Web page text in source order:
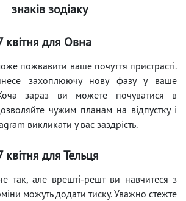
знаків зодіаку
квітня для Овна
пожвавити ваше почуття пристрасті.
захоплюючу нову фазу у ваше
зараз ви можете почуватися в
чужим планам на відпустку і
викликати у вас заздрість.
для Тельця
так, але врешті-решт ви навчитеся з
можуть додати тиску. Уважно стежте